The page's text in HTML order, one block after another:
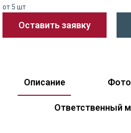
от 5 шт
Оставить заявку
Описание Фото
Ответственный